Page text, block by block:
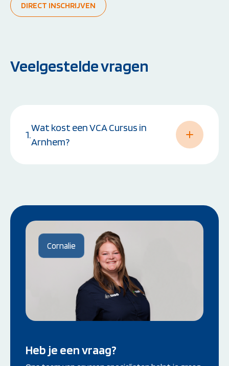
DIRECT INSCHRIJVEN
Veelgestelde vragen
1.
Wat kost een VCA Cursus in
Arnhem?
groepskortingen.
Cornalie
Heb je een vraag?